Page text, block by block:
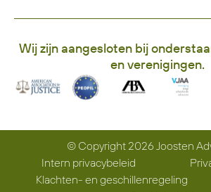
Wij zijn aangesloten bij
en verenigingen.
© Copyright 2026 Joosten
Intern privacybeleid
Klachten- en geschillenregeling